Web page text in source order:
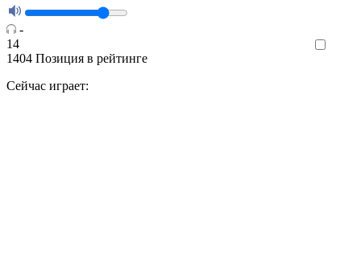
-
14
1404 Позиция в рейтинге
Сейчас играет: